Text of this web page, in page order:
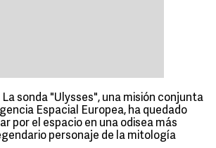
La sonda "Ulysses", una misión conjunta
Espacial Europea, ha quedado
por el espacio en una odisea más
personaje de la mitología